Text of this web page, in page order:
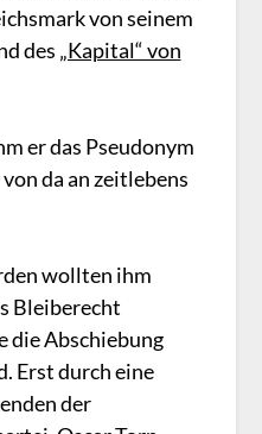
von seinem
des „Kapital“ von
er das Pseudonym
da an zeitlebens
wollten ihm
Bleiberecht
die Abschiebung
Erst durch eine
der